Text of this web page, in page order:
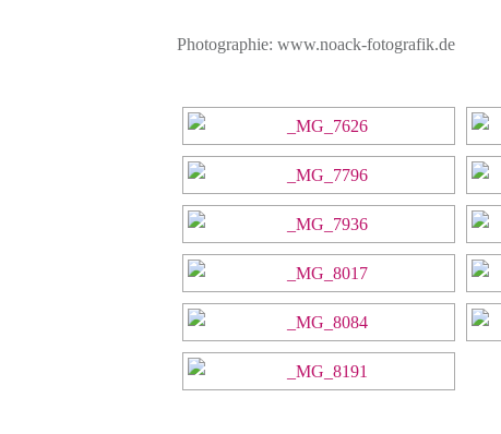
Photographie: www.noack-fotografik.de